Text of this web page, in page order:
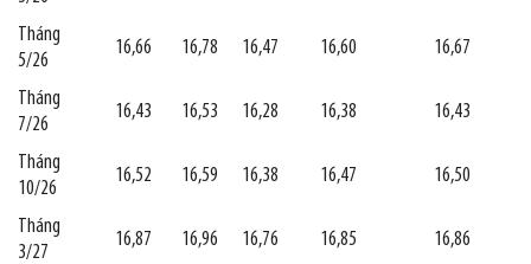
Tháng
5/26
16,66 16,78 16,47 16,60 16,67
Tháng
7/26
16,43 16,53 16,28 16,38 16,43
Tháng
10/26
16,52 16,59 16,38 16,47 16,50
Tháng
3/27
16,87 16,96 16,76 16,85 16,86